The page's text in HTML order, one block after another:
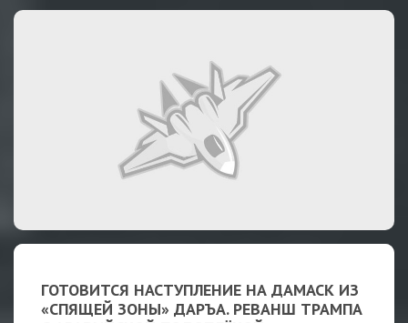
ГОТОВИТСЯ НАСТУПЛЕНИЕ НА ДАМАСК ИЗ
«СПЯЩЕЙ ЗОНЫ» ДАРЪА. РЕВАНШ ТРАМПА